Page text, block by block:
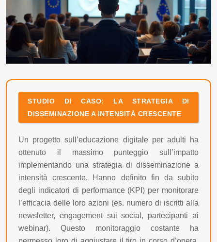
STUDIO DI CASO: LA STRATEGIA DI
DISSEMINAZIONE A INTENSITÀ CRESCENTE
Un progetto sull’educazione digitale per adulti ha
ottenuto il massimo punteggio sull’impatto
implementando una strategia di disseminazione a
intensità crescente. Hanno definito fin da subito
degli indicatori di performance (KPI) per monitorare
l’efficacia delle loro azioni (es. numero di iscritti alla
newsletter, engagement sui social, partecipanti ai
webinar). Questo monitoraggio costante ha